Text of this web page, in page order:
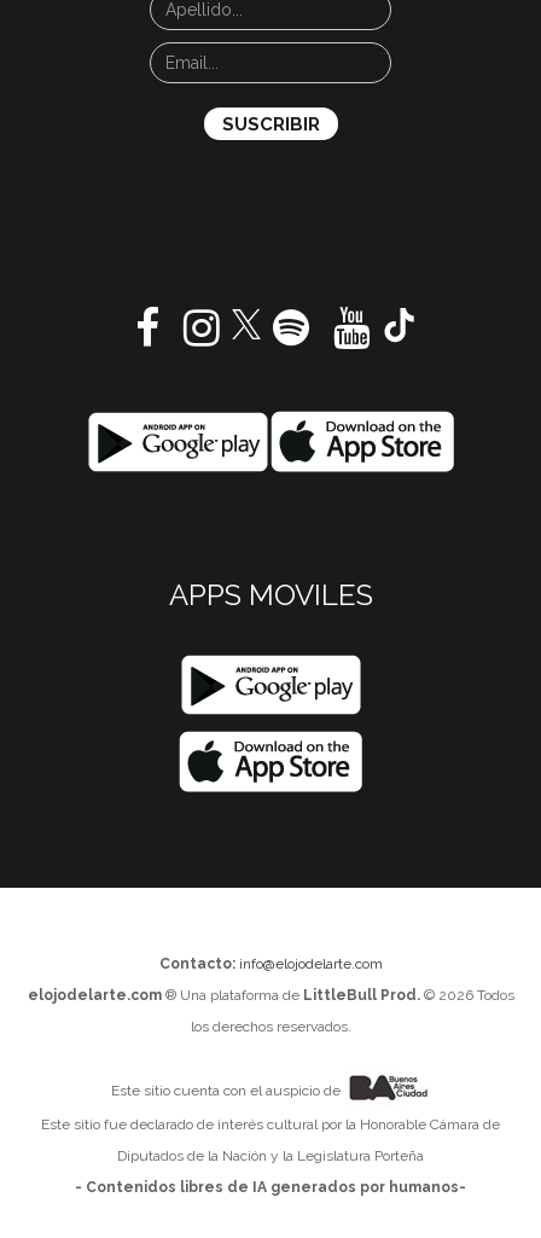
APPS MOVILES
Contacto: info@elojodelarte.com
elojodelarte.com® Una plataforma de LittleBull Prod.© 2026 Todos
los derechos reservados.
Este sitio cuenta con el auspicio de
Este sitio fue declarado de interés cultural por la Honorable Cámara de
Diputados de la Nación y la Legislatura Porteña
- Contenidos libres de IA generados por humanos-